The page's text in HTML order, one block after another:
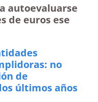
autoevaluarse
de euros ese
no
de
últimos años